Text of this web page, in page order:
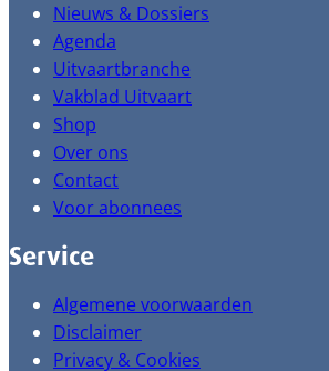
Nieuws & Dossiers
Agenda
Uitvaartbranche
Vakblad Uitvaart
Shop
Over ons
Contact
Voor abonnees
Service
Algemene voorwaarden
Disclaimer
Privacy & Cookies